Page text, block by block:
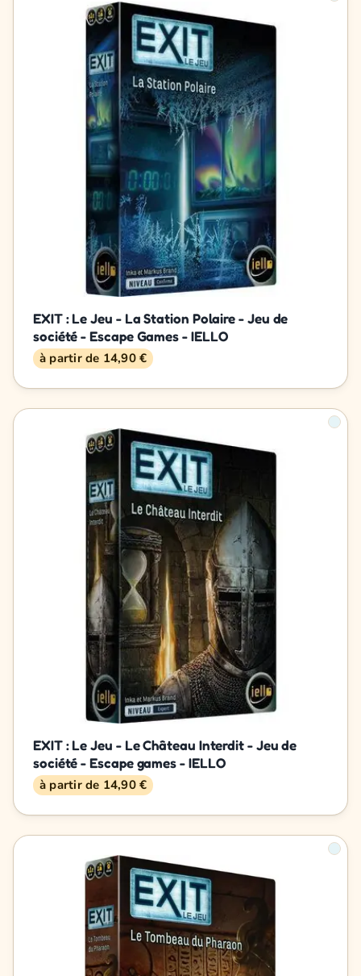
EXIT : Le Jeu - La Station Polaire - Jeu de
société - Escape Games - IELLO
à partir de 14,90 €
EXIT : Le Jeu - Le Château Interdit - Jeu de
société - Escape games - IELLO
à partir de 14,90 €